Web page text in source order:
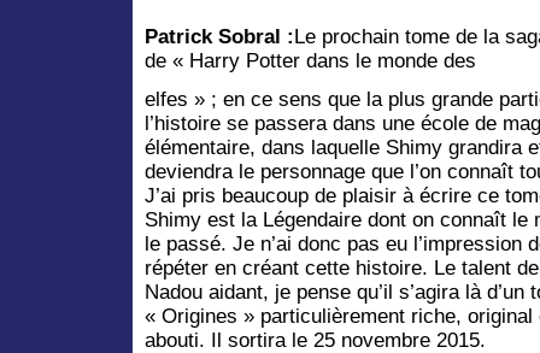
Patrick Sobral :Le prochain tome de la
de « Harry Potter dans le monde des
elfes » ; en ce sens que la plus grande
l’histoire se passera dans une école de
élémentaire, dans laquelle Shimy grandira
deviendra le personnage que l’on connaît
J’ai pris beaucoup de plaisir à écrire ce
Shimy est la Légendaire dont on connaît le
le passé. Je n’ai donc pas eu l’impression
répéter en créant cette histoire. Le talent de
Nadou aidant, je pense qu’il s’agira là d’un
« Origines » particulièrement riche, original
abouti. Il sortira le 25 novembre 2015.